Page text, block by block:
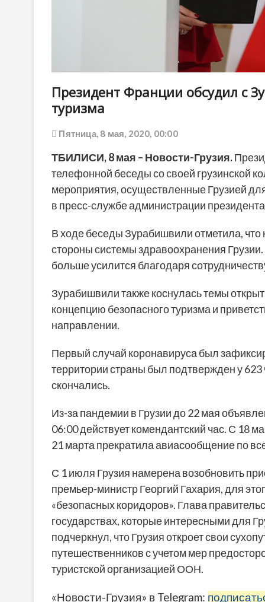
Президент Франции обсудил с
туризма
Пятница, 8 мая, 2020, 00:00
ТБИЛИСИ, 8 мая – Новости-Грузия.
телефонной беседы со своей грузинской
мероприятия, осуществленные Грузией
в пресс-службе администрации
В ходе беседы Зурабишвили отметила,
стороны системы здравоохранения
больше усилится благодаря
Зурабишвили также коснулась темы
концепцию безопасного туризма и
направлении.
Первый случай коронавируса был
территории страны был подтвержден у
скончались.
Из-за пандемии в Грузии до 22 мая
06:00 действует комендантский час. С 18
21 марта прекратила авиасообщение по
С 1 июля Грузия намерена возобновить
премьер-министр Георгий Гахария, для
«безопасных коридоров». Глава
государствах, которые интересными для
подчеркнул, что Грузия откроет свои
путешественников с учетом мер
туристской организацией ООН.
«Новости-Грузия» в Telegram: